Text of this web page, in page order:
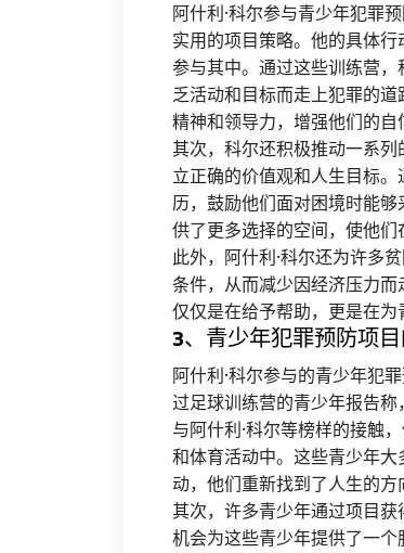
阿什利·科尔参与青少年犯罪
实用的项目策略。他的具体
参与其中。通过这些训练营
乏活动和目标而走上犯罪的
精神和领导力，增强他们的自
其次，科尔还积极推动一系
立正确的价值观和人生目标
历，鼓励他们面对困境时能
供了更多选择的空间，使他们
此外，阿什利·科尔还为许多
条件，从而减少因经济压力
仅仅是在给予帮助，更是在为
3、青少年犯罪预防项
阿什利·科尔参与的青少年犯
过足球训练营的青少年报告
与阿什利·科尔等榜样的接触
和体育活动中。这些青少年
动，他们重新找到了人生的方
其次，许多青少年通过项目
机会为这些青少年提供了一